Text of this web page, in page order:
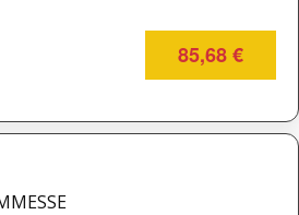
85,68 €